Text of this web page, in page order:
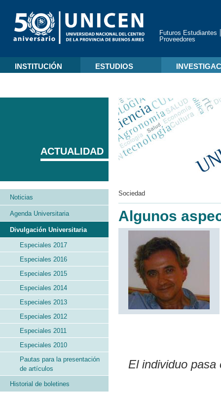
Futuros Estudiantes
Proveedores
INSTITUCIÓN ESTUDIOS
Sociedad
Algunos
El individuo pasa
ACTUALIDAD
Noticias
Agenda Universitaria
Divulgación Universitaria
Especiales 2017
Especiales 2016
Especiales 2015
Especiales 2014
Especiales 2013
Especiales 2012
Especiales 2011
Especiales 2010
Pautas para la presentación
de artículos
Historial de boletines